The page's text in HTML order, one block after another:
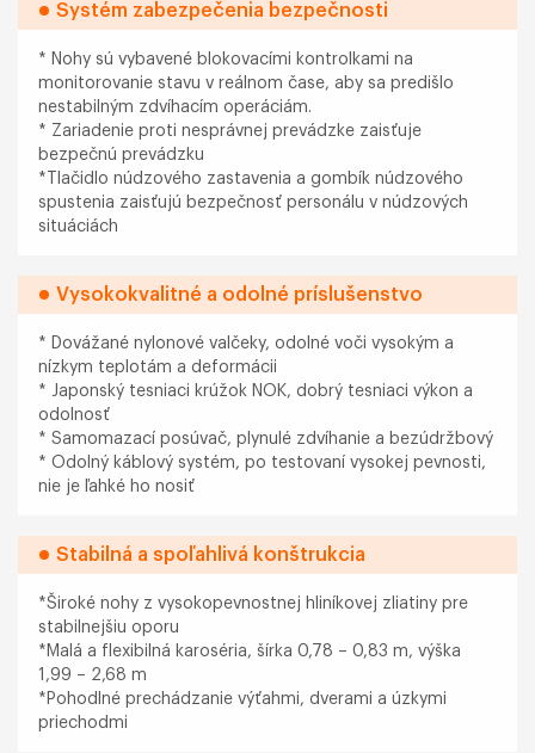
Systém zabezpečenia bezpečnosti
* Nohy sú vybavené blokovacími kontrolkami na
monitorovanie stavu v reálnom čase, aby sa predišlo
nestabilným zdvíhacím operáciám.
* Zariadenie proti nesprávnej prevádzke zaisťuje
bezpečnú prevádzku
*Tlačidlo núdzového zastavenia a gombík núdzového
spustenia zaisťujú bezpečnosť personálu v núdzových
situáciách
Vysokokvalitné a odolné príslušenstvo
* Dovážané nylonové valčeky, odolné voči vysokým a
nízkym teplotám a deformácii
* Japonský tesniaci krúžok NOK, dobrý tesniaci výkon a
odolnosť
* Samomazací posúvač, plynulé zdvíhanie a bezúdržbový
* Odolný káblový systém, po testovaní vysokej pevnosti,
nie je ľahké ho nosiť
Stabilná a spoľahlivá konštrukcia
*Široké nohy z vysokopevnostnej hliníkovej zliatiny pre
stabilnejšiu oporu
*Malá a flexibilná karoséria, šírka 0,78 – 0,83 m, výška
1,99 – 2,68 m
*Pohodlné prechádzanie výťahmi, dverami a úzkymi
priechodmi